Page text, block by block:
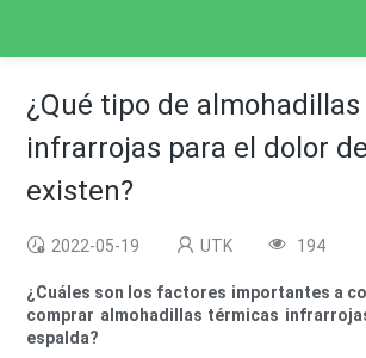
¿Qué tipo de
infrarrojas para el dolor
existen?
2022-05-19 UTK 194
¿Cuáles son los factores importantes a
comprar almohadillas térmicas
espalda?